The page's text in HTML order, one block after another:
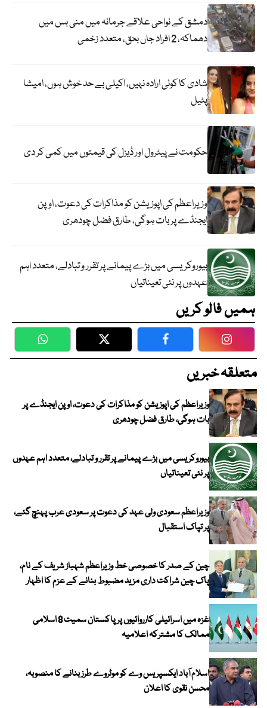
دمشق کے نواحی علاقے جرمانہ میں منی بس میں
دھماکہ، 2 افراد جاں بحق، متعدد زخمی
شادی کا کوئی ارادہ نہیں، اکیلی بے حد خوش ہوں، امیشا
پٹیل
حکومت نے پیٹرول اور ڈیزل کی قیمتوں میں کمی کر دی
وزیراعظم کی اپوزیشن کو مذاکرات کی دعوت، اوپن
ایجنڈے پر بات ہوگی، طارق فضل چودھری
بیوروکریسی میں بڑے پیمانے پر تقرر و تبادلے، متعدد اہم
عہدوں پر نئی تعیناتیاں
ہمیں فالو کریں
WhatsApp Twitter Facebook
متعلقہ خبریں
وزیراعظم کی اپوزیشن کو مذاکرات کی دعوت، اوپن ایجنڈے پر
بات ہوگی، طارق فضل چودھری
بیوروکریسی میں بڑے پیمانے پر تقرر و تبادلے، متعدد اہم عہدوں
پر نئی تعیناتیاں
وزیراعظم سعودی ولی عہد کی دعوت پر سعودی عرب پہنچ گئے،
پر تپاک استقبال
چین کے صدر کا خصوصی خط وزیراعظم شہباز شریف کے نام،
پاک چین شراکت داری مزید مضبوط بنانے کے عزم کا اظہار
غزہ میں اسرائیلی کارروائیوں پر پاکستان سمیت 8 اسلامی
ممالک کا مشترکہ اعلامیہ
اسلام آباد ایکسپریس وے کو موٹروے طرز بنانے کا منصوبہ،
محسن نقوی کا اعلان